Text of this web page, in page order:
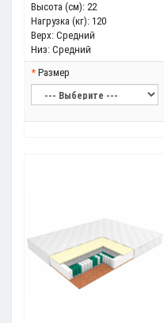
Высота (см): 22
Нагрузка (кг): 120
Верх: Средний
Низ: Средний
Размер